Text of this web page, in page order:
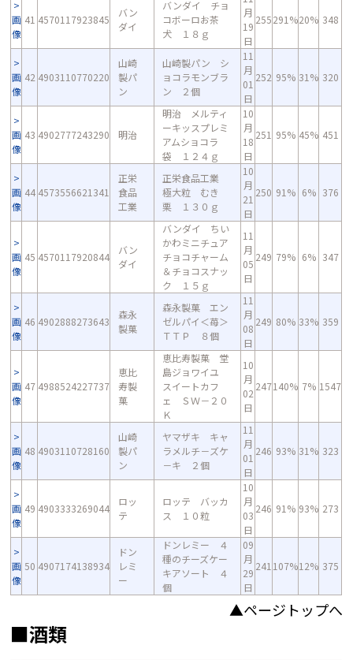
画
像
41 4570117923845
バン
ダイ
バンダイ チョ
コボーロお茶
犬 １８ｇ
月
19
日
255291%20% 348
画
像
42 4903110770220
山崎
製パ
ン
山崎製パン シ
ョコラモンブラ
ン ２個
11
月
01
日
252 95% 31% 320
画
像
43 4902777243290 明治
明治 メルティ
ーキッスプレミ
アムショコラ
袋 １２４ｇ
10
月
18
日
251 95% 45% 451
画
像
44 4573556621341
正栄
食品
工業
正栄食品工業
極大粒 むき
栗 １３０ｇ
10
月
21
日
250 91% 6% 376
画
像
45 4570117920844
バン
ダイ
バンダイ ちい
かわミニチュア
チョコチャーム
＆チョコスナッ
ク １５ｇ
11
月
05
日
249 79% 6% 347
画
像
46 4902888273643
森永
製菓
森永製菓 エン
ゼルパイ＜苺＞
ＴＴＰ ８個
11
月
08
日
249 80% 33% 359
画
像
47 4988524227737
恵比
寿製
菓
恵比寿製菓 堂
島ジョワイユ
スイートカフ
ェ ＳＷ－２０
Ｋ
10
月
02
日
247140% 7% 1547
画
像
48 4903110728160
山崎
製パ
ン
ヤマザキ キャ
ラメルチ－ズケ
－キ ２個
11
月
01
日
246 93% 31% 323
画
像
49 4903333269044
ロッ
テ
ロッテ バッカ
ス １０粒
10
月
03
日
246 91% 93% 273
画
像
50 4907174138934
ドン
レミ
ー
ドンレミー ４
種のチーズケー
キアソート ４
個
09
月
29
日
241 107%12% 375
▲ページトップへ
■酒類